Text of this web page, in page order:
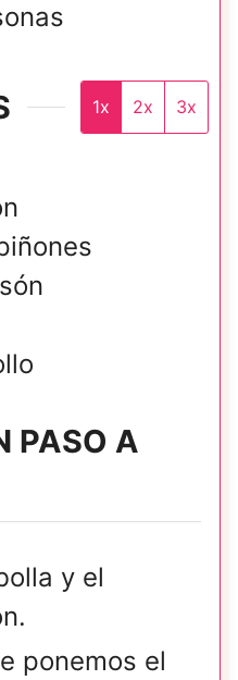
1x 2x 3x
PASO A
y el
ponemos el